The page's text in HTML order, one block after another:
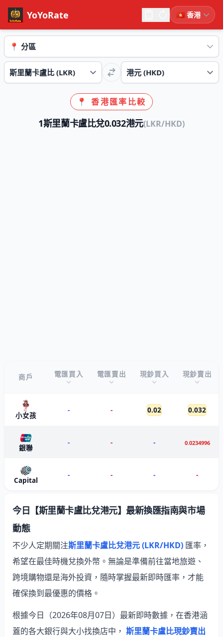
YoYoRate
📍 香港匯率比較
1斯里蘭卡盧比兌0.032港元(LKR/HKD)
商戶 電匯買入 電匯賣出 現鈔買入 現鈔賣出
小女孩
- - 0.02 0.032
銀聯
- - - 0.0234996
Capital
- - - -
今日【斯里蘭卡盧比兌港元】最新換匯指南與市場
動態
不少人定期關注斯里蘭卡盧比兌港元 (LKR/HKD) 匯率，
希望在最佳時機兌換外幣。無論是準備前往當地旅遊、
跨境購物還是海外投資，隨時掌握最新即時匯率，才能
確保換到最優惠的價格。
根據今日（2026年08月07日）最新即時數據，在香港涵
蓋的各大銀行與大小找換店中， 斯里蘭卡盧比現鈔賣出